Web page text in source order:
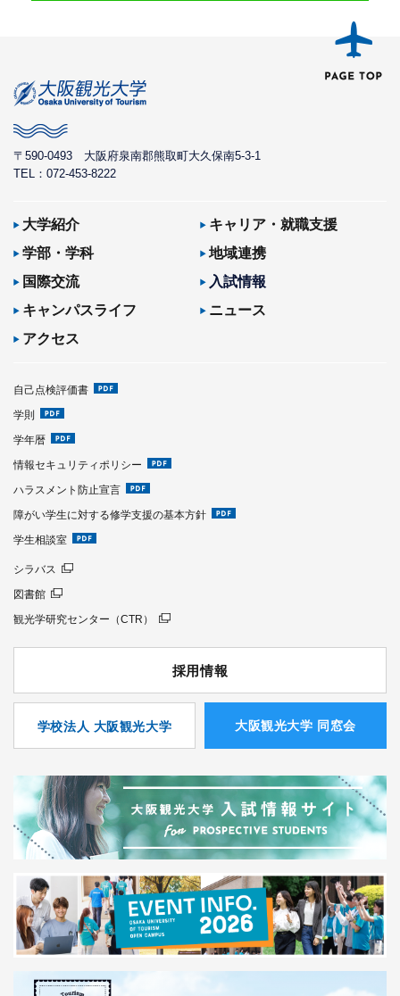
〒590-0493 大阪府泉南郡熊取町大久保南5-3-1
TEL：072-453-8222
大学紹介
キャリア・就職支援
学部・学科
地域連携
国際交流
入試情報
キャンパスライフ
ニュース
アクセス
自己点検評価書
学則
学年暦
情報セキュリティポリシー
ハラスメント防止宣言
障がい学生に対する修学支援の基本方針
学生相談室
シラバス
図書館
観光学研究センター（CTR）
採用情報
学校法人 大阪観光大学 ⼤阪観光⼤学 同窓会